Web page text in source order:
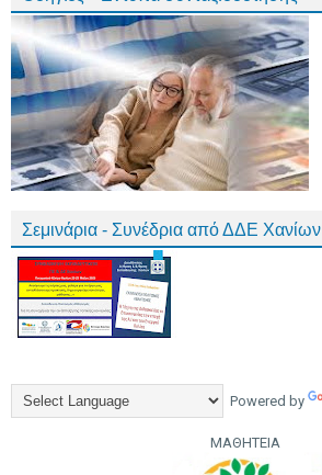
Σεμινάρια - Συνέδρια από ΔΔΕ Χανίων
Powered by
ΜΑΘΗΤΕΙΑ